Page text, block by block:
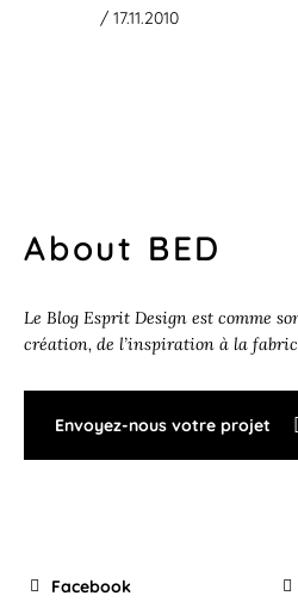
/ 17.11.2010
About BED
Le Blog Esprit Design est comme
création, de l’inspiration à la
Envoyez-nous votre projet
Facebook